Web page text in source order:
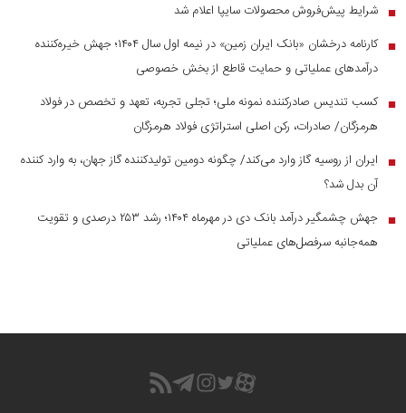
■ شرایط پیش‌فروش محصولات سایپا اعلام شد
■
کارنامه درخشان «بانک ایران زمین» در نیمه اول سال ۱۴۰۴؛ جهش خیره‌کننده
درآمد‌های عملیاتی و حمایت قاطع از بخش خصوصی
■ کسب تندیس صادرکننده نمونه ملی؛ تجلی تجربه، تعهد و تخصص در فولاد
هرمزگان/ صادرات، رکن اصلی استراتژی فولاد هرمزگان
■
ایران از روسیه گاز وارد می‌کند/ چگونه دومین تولیدکننده گاز جهان، به وارد کننده
آن بدل شد؟
■
جهش چشمگیر درآمد بانک دی در مهرماه ۱۴۰۴؛ رشد ۲۵۳ درصدی و تقویت
همه‌جانبه سرفصل‌های عملیاتی